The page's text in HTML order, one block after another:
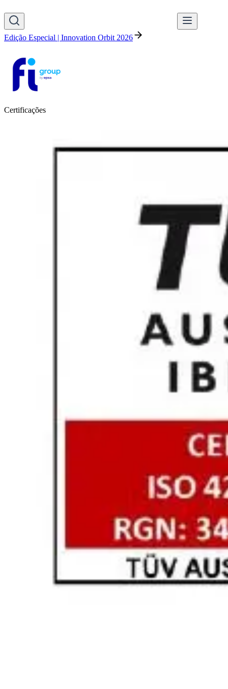
Edição Especial | Innovation Orbit 2026
Certificações